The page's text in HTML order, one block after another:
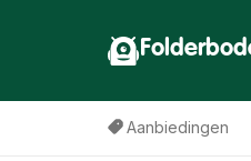
Aanbiedingen